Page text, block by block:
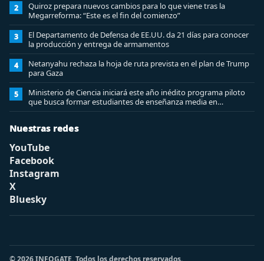
2
Quiroz prepara nuevos cambios para lo que viene tras la
Megarreforma: “Este es el fin del comienzo”
3
El Departamento de Defensa de EE.UU. da 21 días para conocer
la producción y entrega de armamentos
4
Netanyahu rechaza la hoja de ruta prevista en el plan de Trump
para Gaza
5
Ministerio de Ciencia iniciará este año inédito programa piloto
que busca formar estudiantes de enseñanza media en
ciberseguridad
Nuestras redes
YouTube
Facebook
Instagram
X
Bluesky
© 2026 INFOGATE. Todos los derechos reservados.